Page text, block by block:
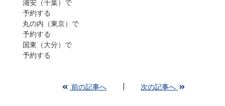
浦安（千葉）で
予約する
丸の内（東京）で
予約する
国東（大分）で
予約する
前の記事へ 次の記事へ